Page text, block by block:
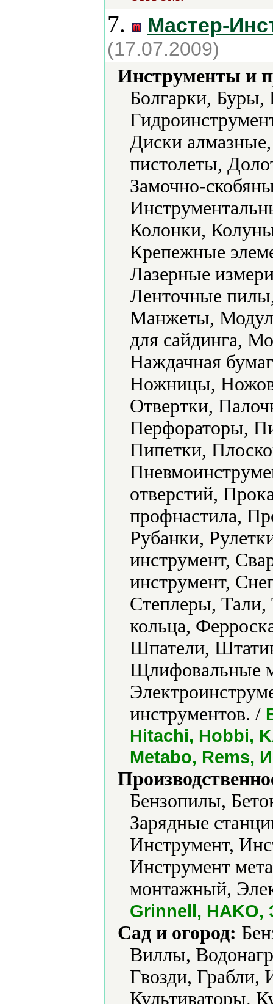
7. Мастер-
(17.07.2009)
Инструменты и
Болгарки, Буры,
Диски
пистолеты,
Замочно-
Колонки,
Крепежные
Лазерные
Ленточные
Манжеты,
для сайдинга,
Наждачная
Ножницы,
Отвертки,
Перфораторы,
Пипетки,
отверстий,
профнастила,
Рубанки,
инструмент,
инструмент,
Степлеры,
кольца,
Шпатели,
Щлифовальные
инструментов. /
Hitachi, Hobbi,
Metabo, Rems,
Бензопилы,
Зарядные
Инструмент,
Инструмент
монтажный,
Grinnell,
Сад и огород:
Виллы,
Гвозди, Грабли,
Культиваторы,